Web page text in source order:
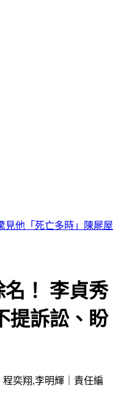
台灣關鍵」 估這時起緩
！ 李貞秀
提訴訟、盼
奕翔,李明輝｜責任編